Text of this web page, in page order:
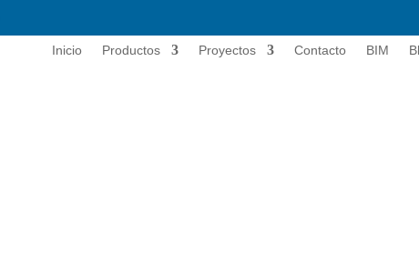
Inicio Productos Proyectos Contacto BIM